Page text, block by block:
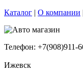
Каталог | О компании
Телефон: +7(908)911-
Ижевск